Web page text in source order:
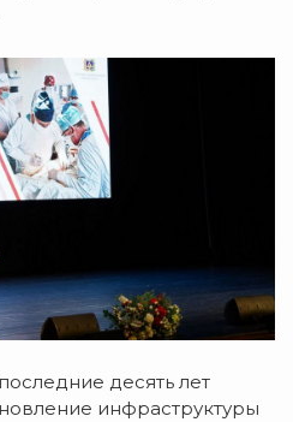
десять лет
инфраструктуры